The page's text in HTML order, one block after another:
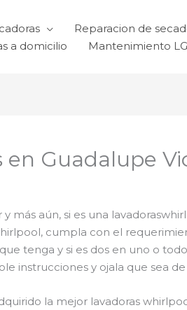
Reparacion de
a domicilio
Mantenimiento LG
Guadalupe
más aún, si es una
cumpla con el
tenga y si es dos en uno o
instrucciones y ojala que sea
la mejor lavadoras